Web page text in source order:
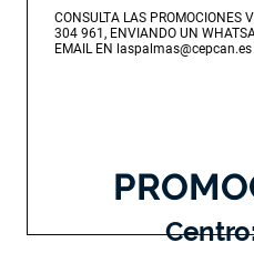
CONSULTA LAS PROMOCIONES
304 961, ENVIANDO UN
EMAIL EN laspalmas@cepcan.es